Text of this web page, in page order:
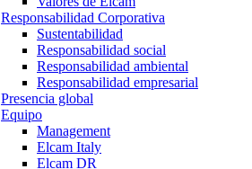
Responsabilidad Corporativa
Sustentabilidad
Responsabilidad social
Responsabilidad ambiental
Responsabilidad empresarial
Presencia global
Equipo
Management
Elcam Italy
Elcam DR